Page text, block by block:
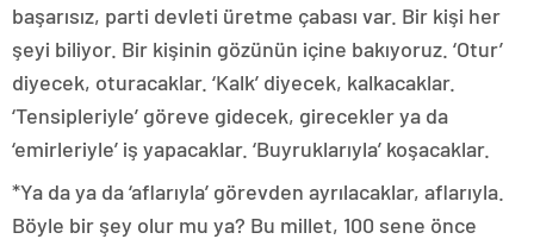
başarısız, parti devleti üretme çabası var. Bir kişi her
şeyi biliyor. Bir kişinin gözünün içine bakıyoruz. ‘Otur’
diyecek, oturacaklar. ‘Kalk’ diyecek, kalkacaklar.
‘Tensipleriyle’ göreve gidecek, girecekler ya da
‘emirleriyle’ iş yapacaklar. ‘Buyruklarıyla’ koşacaklar.
*Ya da ya da ‘aflarıyla’ görevden ayrılacaklar, aflarıyla.
Böyle bir şey olur mu ya? Bu millet, 100 sene önce